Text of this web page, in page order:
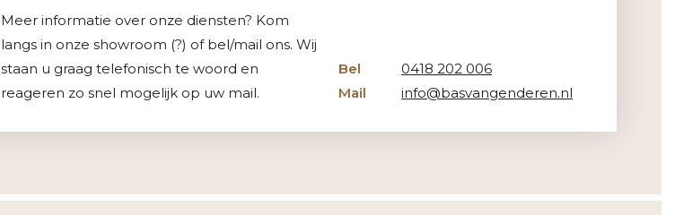
Meer informatie over onze diensten? Kom
langs in onze showroom (?) of bel/mail ons. Wij
staan u graag telefonisch te woord en
reageren zo snel mogelijk op uw mail.
Bel
0418 202 006
Mail
info@basvangenderen.nl